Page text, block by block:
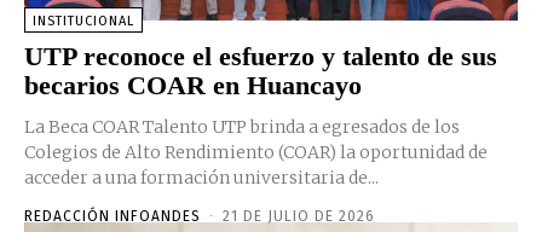
INSTITUCIONAL
UTP reconoce el esfuerzo y talento de sus
becarios COAR en Huancayo
La Beca COAR Talento UTP brinda a egresados de los
Colegios de Alto Rendimiento (COAR) la oportunidad de
acceder a una formación universitaria de...
REDACCIÓN INFOANDES - 21 DE JULIO DE 2026